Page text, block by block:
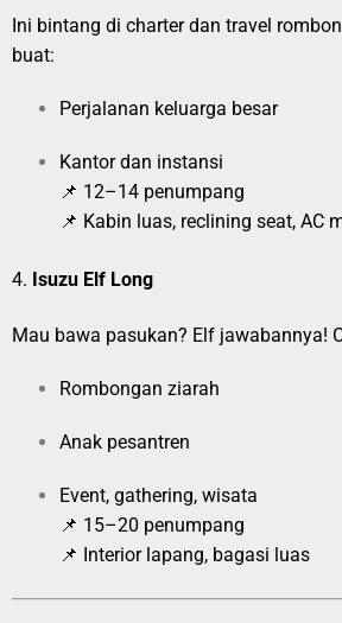
Ini bintang di charter dan travel
buat:
Perjalanan keluarga besar
Kantor dan instansi
📌 12–14 penumpang
📌 Kabin luas, reclining seat, AC
4. Isuzu Elf Long
Mau bawa pasukan? Elf jawabannya!
Rombongan ziarah
Anak pesantren
Event, gathering, wisata
📌 15–20 penumpang
📌 Interior lapang, bagasi luas